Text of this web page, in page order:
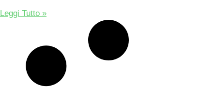
Leggi Tutto »